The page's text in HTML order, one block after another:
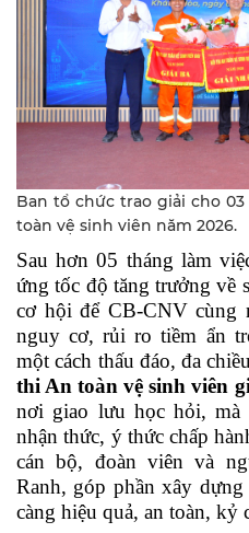
Ban tổ chức trao giải cho
toàn vệ sinh viên năm 2026.
Sau hơn 05 tháng làm
ứng tốc độ tăng trưởng về
cơ hội để CB-CNV cùng
nguy cơ, rủi ro tiềm ẩn
một cách thấu đáo, đa
thi An toàn vệ sinh viên
nơi giao lưu học hỏi, mà
nhận thức, ý thức chấp
cán bộ, đoàn viên và
Ranh, góp phần xây
càng hiệu quả, an toàn, kỷ